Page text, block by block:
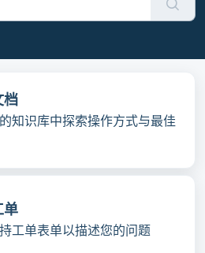
档
知识库中探索操作方式与最佳
单
工单表单以描述您的问题